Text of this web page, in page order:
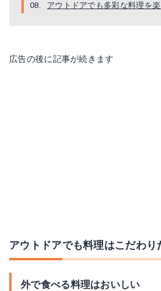
アウトドアでも多彩な料理を楽
広告の後に記事が続きます
アウトドアでも料理はこだわり
外で食べる料理はおいしい